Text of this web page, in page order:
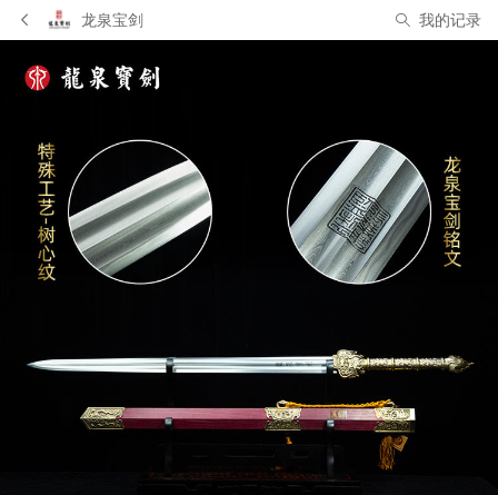
龙泉宝剑 我的记录